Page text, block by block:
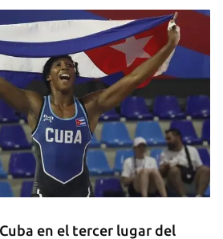
en el tercer lugar del